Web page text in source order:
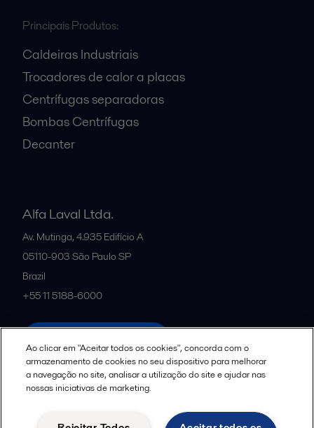
Principais Produtos:
Caldeiras Industriais
Trocadores de calor a placas
Centrífugas separadoras
Bombas Centrífugas
Decanter
Alfa Laval Ltda.
Av. Mutinga, 4.935 Edifício A
05110-903 São Paulo SP
Brazil
+55 11 5188-6000
Diretrizes da Comunidade
Ao clicar em "Aceitar todos os cookies", concorda com o
armazenamento de cookies no seu dispositivo para melhorar
a navegação no site, analisar a utilização do site e ajudar nas
nossas iniciativas de marketing.